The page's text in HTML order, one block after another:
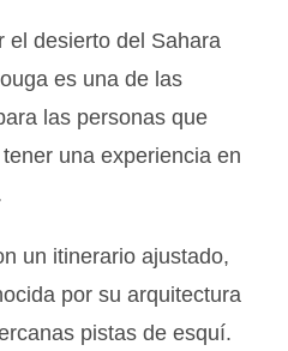
el desierto del Sahara
es una de las
las personas que
una experiencia en
un itinerario ajustado,
por su arquitectura
pistas de esquí.